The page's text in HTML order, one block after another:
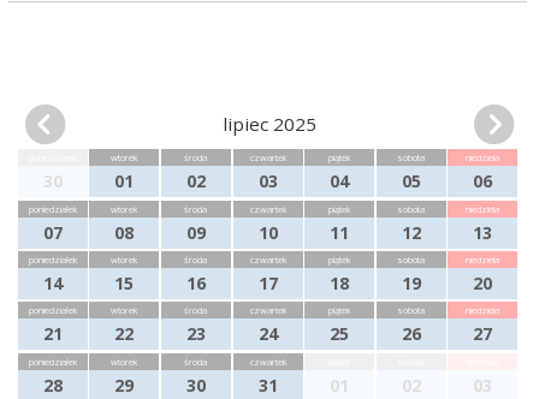
lipiec 2025
30
wtorek
01
środa
02
czwartek
03
piątek
04
sobota
05
niedziela
06
poniedziałek
07
wtorek
08
środa
09
czwartek
10
piątek
11
sobota
12
niedziela
13
poniedziałek
14
wtorek
15
środa
16
czwartek
17
piątek
18
sobota
19
niedziela
20
poniedziałek
21
wtorek
22
środa
23
czwartek
24
piątek
25
sobota
26
niedziela
27
poniedziałek
28
wtorek
29
środa
30
czwartek
31 01 02 03